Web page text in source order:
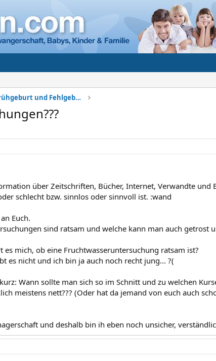
Komplikationen, Frühgeburt und Fehlgeburt
über Zeitschriften, Bücher, Internet, Verwandte und
schlecht bzw. sinnlos oder sinnvoll ist. :wand
Euch.
sind ratsam und welche kann man auch getrost
es mich, ob eine Fruchtwasseruntersuchung ratsam ist?
es nicht und ich bin ja auch noch recht jung... ?(
Wann sollte man sich so im Schnitt und zu welchen
meistens nett??? (Oder hat da jemand von euch auch
und deshalb bin ih eben noch unsicher,